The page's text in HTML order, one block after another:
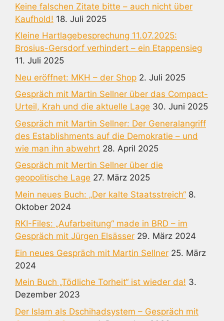
Keine falschen Zitate bitte – auch nicht über
Kaufhold! 18. Juli 2025
Kleine Hartlagebesprechung 11.07.2025:
Brosius-Gersdorf verhindert – ein Etappensieg
11. Juli 2025
Neu eröffnet: MKH – der Shop 2. Juli 2025
Gespräch mit Martin Sellner über das Compact-
Urteil, Krah und die aktuelle Lage 30. Juni 2025
Gespräch mit Martin Sellner: Der Generalangriff
des Establishments auf die Demokratie – und
wie man ihn abwehrt 28. April 2025
Gespräch mit Mertin Sellner über die
geopolitische Lage 27. März 2025
Mein neues Buch: „Der kalte Staatsstreich“ 8.
Oktober 2024
RKI-Files: „Aufarbeitung“ made in BRD – im
Gespräch mit Jürgen Elsässer 29. März 2024
Ein neues Gespräch mit Martin Sellner 25. März
2024
Mein Buch „Tödliche Torheit“ ist wieder da! 3.
Dezember 2023
Der Islam als Dschihadsystem – Gespräch mit